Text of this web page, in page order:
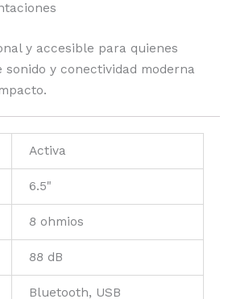
y accesible para quienes
sonido y conectividad moderna
Activa
6.5"
8 ohmios
88 dB
Bluetooth, USB